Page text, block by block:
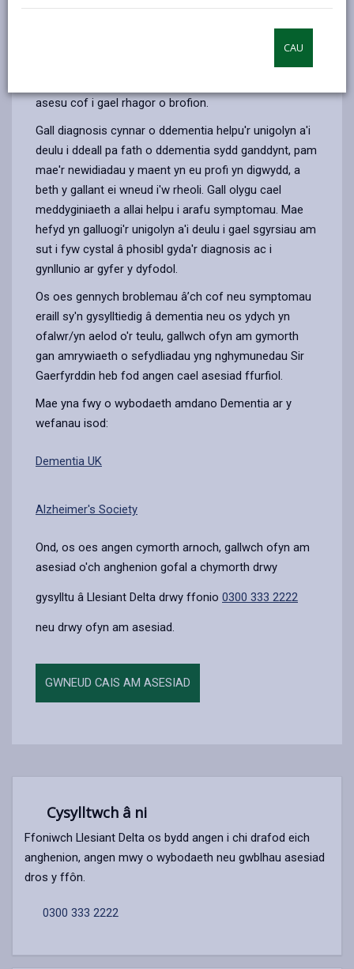
CAU
hyn. Os oes dal pryderon am y newidiadau parhaus ar
asesu cof i gael rhagor o brofion.
Gall diagnosis cynnar o ddementia helpu'r unigolyn a'i
deulu i ddeall pa fath o ddementia sydd ganddynt, pam
mae'r newidiadau y maent yn eu profi yn digwydd, a
beth y gallant ei wneud i'w rheoli. Gall olygu cael
meddyginiaeth a allai helpu i arafu symptomau. Mae
hefyd yn galluogi'r unigolyn a'i deulu i gael sgyrsiau am
sut i fyw cystal â phosibl gyda'r diagnosis ac i
gynllunio ar gyfer y dyfodol.
Os oes gennych broblemau â’ch cof neu symptomau
eraill sy'n gysylltiedig â dementia neu os ydych yn
ofalwr/yn aelod o'r teulu, gallwch ofyn am gymorth
gan amrywiaeth o sefydliadau yng nghymunedau Sir
Gaerfyrddin heb fod angen cael asesiad ffurfiol.
Mae yna fwy o wybodaeth amdano Dementia ar y
wefanau isod:
Dementia UK
Alzheimer's Society
Ond, os oes angen cymorth arnoch, gallwch ofyn am
asesiad o'ch anghenion gofal a chymorth drwy
gysylltu â Llesiant Delta drwy ffonio 0300 333 2222
neu drwy ofyn am asesiad.
GWNEUD CAIS AM ASESIAD
Cysylltwch â ni
Ffoniwch Llesiant Delta os bydd angen i chi drafod eich
anghenion, angen mwy o wybodaeth neu gwblhau asesiad
dros y ffôn.
0300 333 2222